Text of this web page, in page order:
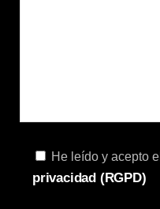
He leído y acepto el
privacidad (RGPD)